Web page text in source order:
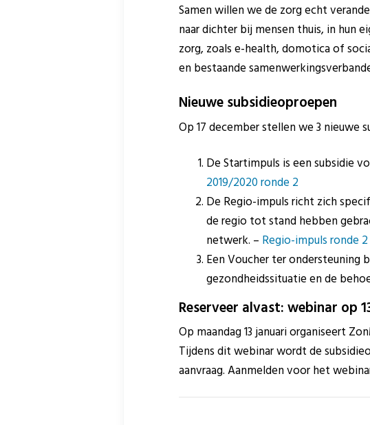
Samen willen we de zorg echt
naar dichter bij mensen thuis, in hun
zorg, zoals e-health, domotica of
en bestaande
Nieuwe subsidieoproepen
Op 17 december stellen we 3 nieuwe
De Startimpuls is een subsidie
2019/2020 ronde 2
De Regio-impuls richt zich
de regio tot stand hebben
netwerk. – Regio-impuls ronde
Een Voucher ter ondersteuning
gezondheidssituatie en de
Reserveer alvast: webinar op
Op maandag 13 januari organiseert
Tijdens dit webinar wordt de
aanvraag. Aanmelden voor het